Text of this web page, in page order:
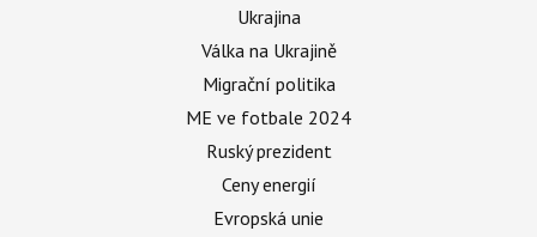
Ukrajina
Válka na Ukrajině
Migrační politika
ME ve fotbale 2024
Ruský prezident
Ceny energií
Evropská unie